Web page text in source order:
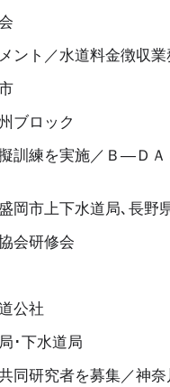
ント／水道料金徴収
ブロック
訓練を実施／Ｂ―Ｄ
岡市上下水道局､長野
会研修会
公社
･下水道局
同研究者を募集／神